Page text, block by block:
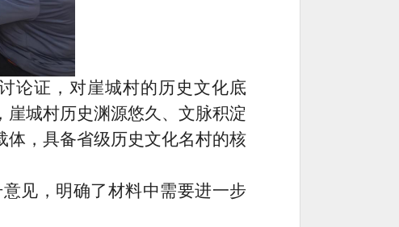
论证，对崖城村的历史文化底
城村历史渊源悠久、文脉积淀
，具备省级历史文化名村的核
见，明确了材料中需要进一步